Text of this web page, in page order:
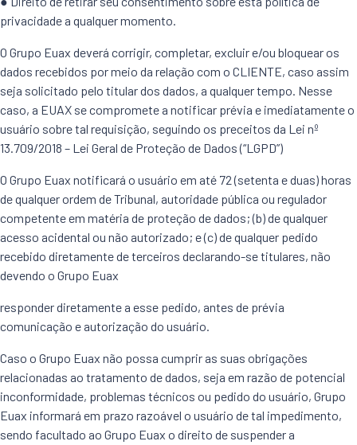
privacidade a qualquer momento.
O Grupo Euax deverá corrigir, completar, excluir e/ou bloquear os
dados recebidos por meio da relação com o CLIENTE, caso assim
seja solicitado pelo titular dos dados, a qualquer tempo. Nesse
caso, a EUAX se compromete a notificar prévia e imediatamente o
usuário sobre tal requisição, seguindo os preceitos da Lei nº
13.709/2018 – Lei Geral de Proteção de Dados (“LGPD”)
O Grupo Euax notificará o usuário em até 72 (setenta e duas) horas
de qualquer ordem de Tribunal, autoridade pública ou regulador
competente em matéria de proteção de dados; (b) de qualquer
acesso acidental ou não autorizado; e (c) de qualquer pedido
recebido diretamente de terceiros declarando-se titulares, não
devendo o Grupo Euax
responder diretamente a esse pedido, antes de prévia
comunicação e autorização do usuário.
Caso o Grupo Euax não possa cumprir as suas obrigações
relacionadas ao tratamento de dados, seja em razão de potencial
inconformidade, problemas técnicos ou pedido do usuário, Grupo
Euax informará em prazo razoável o usuário de tal impedimento,
sendo facultado ao Grupo Euax o direito de suspender a